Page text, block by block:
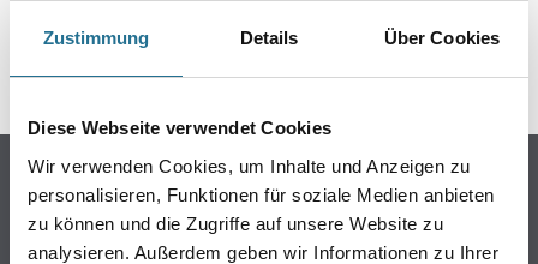
Zustimmung Details Über Cookies
Diese Webseite verwendet Cookies
Wir verwenden Cookies, um Inhalte und Anzeigen zu
personalisieren, Funktionen für soziale Medien anbieten
zu können und die Zugriffe auf unsere Website zu
analysieren. Außerdem geben wir Informationen zu Ihrer
ZURÜCK ZUM ONLINE-SHOP
Online-Shop
Farbe
WDV-Systeme